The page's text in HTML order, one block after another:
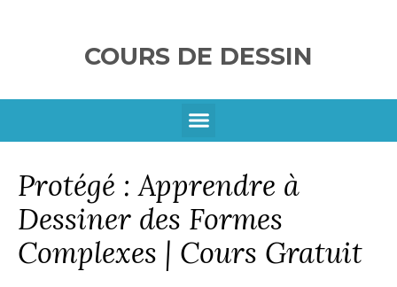
COURS DE DESSIN
Protégé : Apprendre à
Dessiner des Formes
Complexes | Cours Gratuit